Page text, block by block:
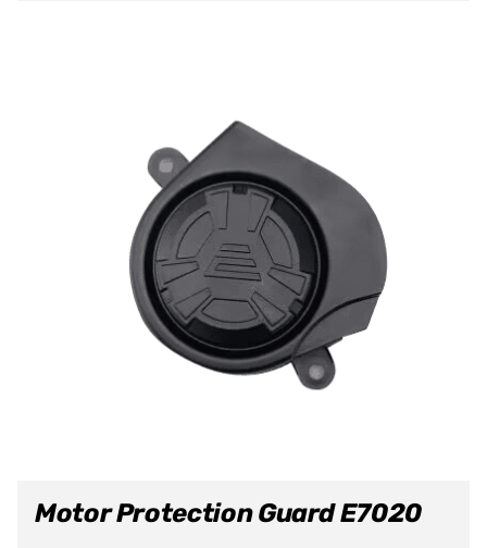
Motor Protection Guard E7020